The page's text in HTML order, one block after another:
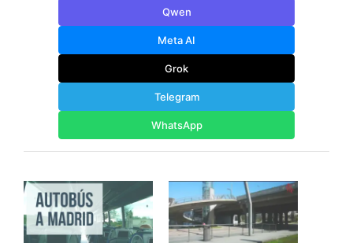
Qwen
Meta AI
Grok
Telegram
WhatsApp